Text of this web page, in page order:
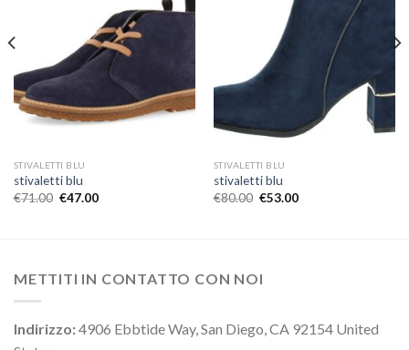
STIVALETTI BLU
stivaletti blu
€71.00 €47.00
STIVALETTI BLU
stivaletti blu
€80.00 €53.00
METTITI IN CONTATTO CON NOI
Indirizzo:4906 Ebbtide Way, San Diego, CA 92154 United